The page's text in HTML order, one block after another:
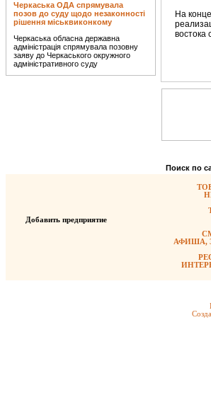
Черкаська ОДА спрямувала
позов до суду щодо незаконності
рішення міськвиконкому
Черкаська обласна державна
адміністрація спрямувала позовну
заяву до Черкаського окружного
адміністративного суду
На
востока
Поиск по
Добавить предприятие
АФИША,